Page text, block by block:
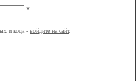
*
и кода -войдите на сайт.